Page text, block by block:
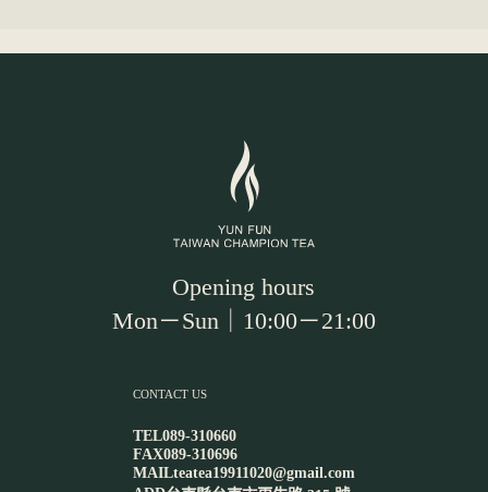
Opening hours
Mon－Sun｜10:00－21:00
CONTACT US
TEL089-310660
FAX089-310696
MAILteatea19911020@gmail.com